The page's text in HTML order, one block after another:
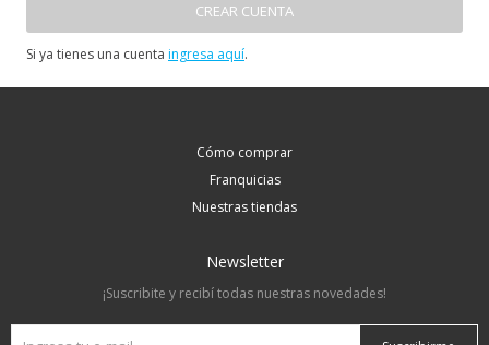
CREAR CUENTA
Si ya tienes una cuenta ingresa aquí.
Cómo comprar
Franquicias
Nuestras tiendas
Newsletter
¡Suscribite y recibí todas nuestras novedades!